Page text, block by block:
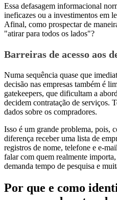
Essa defasagem informacional
ineficazes ou a investimentos em
Afinal, como prospectar de
"atirar para todos os lados"?
Barreiras de acesso aos
Numa sequência quase que
decisão nas empresas também é
gatekeepers, que dificultam a
decidem contratação de serviços.
dados sobre os compradores.
Isso é um grande problema, pois,
diferença receber uma lista de
registros de nome, telefone e e-
falar com quem realmente
demanda tempo de pesquisa e
Por que e como